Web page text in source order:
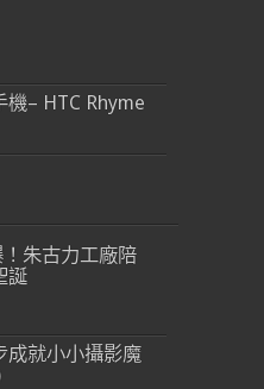
機– HTC Rhyme
朱古力工廠陪
誕
成就小小攝影魔